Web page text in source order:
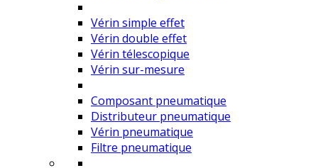
Vérin simple effet
Vérin double effet
Vérin télescopique
Vérin sur-mesure
Composant pneumatique
Distributeur pneumatique
Vérin pneumatique
Filtre pneumatique